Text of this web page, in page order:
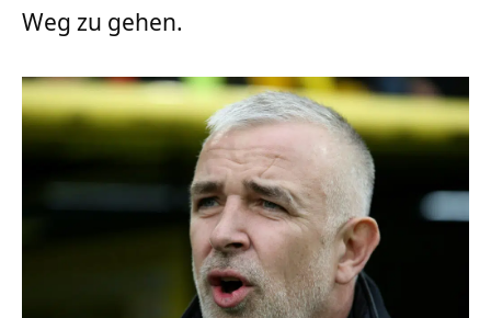
Weg zu gehen.